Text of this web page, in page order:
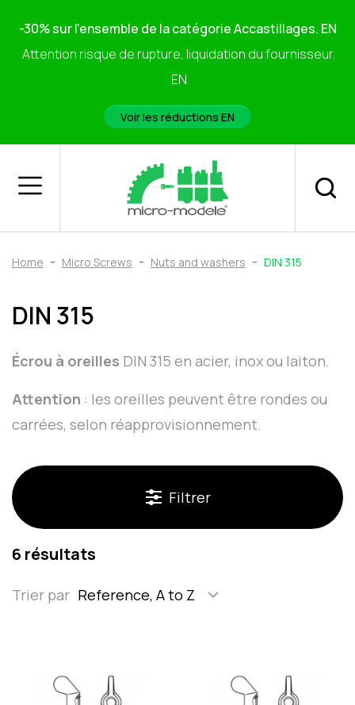
-30% sur l'ensemble de la catégorie Accastillages. EN
Attention risque de rupture, liquidation du fournisseur.
EN
Voir les réductions EN
Home Micro Screws Nuts and washers DIN 315
DIN 315
Écrou à oreilles DIN 315 en acier, inox ou laiton.
Attention : les oreilles peuvent être rondes ou
carrées, selon réapprovisionnement.
Filtrer
6 résultats
Trier par Reference, A to Z